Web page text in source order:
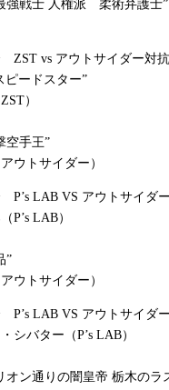
強戦士 人権派 柔術弁護士”
ZST vs アウトサイダー対
ピードスター”
）
空手王”
ウトサイダー）
P’s LAB VS アウトサイダ
P’s LAB）
”
ウトサイダー）
P’s LAB VS アウトサイダ
シバター（P’s LAB）
オン通りの闇皇帝 栃木のラ